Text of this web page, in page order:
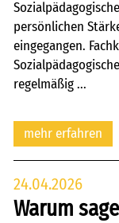
persönlichen
eingegangen.
regelmäßig ...
mehr erfahren
24.04.2026
Warum